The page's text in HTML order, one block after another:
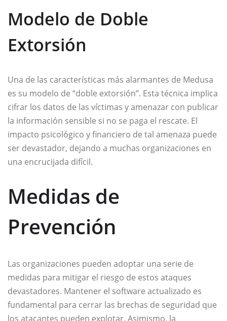
Modelo de Doble
Extorsión
Una de las características más alarmantes de Medusa
es su modelo de “doble extorsión”. Esta técnica implica
cifrar los datos de las víctimas y amenazar con publicar
la información sensible si no se paga el rescate. El
impacto psicológico y financiero de tal amenaza puede
ser devastador, dejando a muchas organizaciones en
una encrucijada difícil.
Medidas de
Prevención
Las organizaciones pueden adoptar una serie de
medidas para mitigar el riesgo de estos ataques
devastadores. Mantener el software actualizado es
fundamental para cerrar las brechas de seguridad que
los atacantes pueden explotar. Asimismo, la